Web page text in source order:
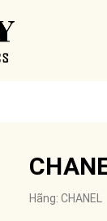
Hãng: CHANEL